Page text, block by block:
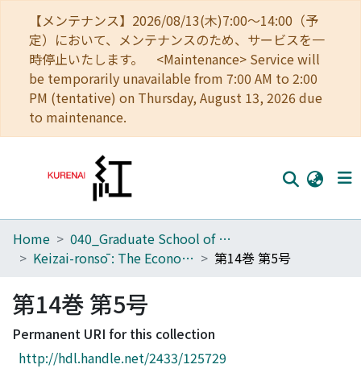
【メンテナンス】2026/08/13(木)7:00～14:00（予
定）において、メンテナンスのため、サービスを一
時停止いたします。 <Maintenance> Service will
be temporarily unavailable from 7:00 AM to 2:00
PM (tentative) on Thursday, August 13, 2026 due
to maintenance.
Home
Browse
Download Ranking
Access Statistics
Home
040_Graduate School of Economics
Keizai-ronsō : The Economic Review
第14巻 第5号
第14巻 第5号
Permanent URI for this collection
http://hdl.handle.net/2433/125729